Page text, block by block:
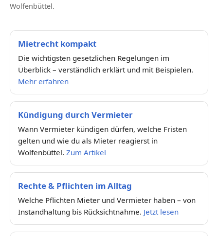
Wolfenbüttel.
Mietrecht kompakt
Die wichtigsten gesetzlichen Regelungen im
Überblick – verständlich erklärt und mit Beispielen.
Mehr erfahren
Kündigung durch Vermieter
Wann Vermieter kündigen dürfen, welche Fristen
gelten und wie du als Mieter reagierst in
Wolfenbüttel. Zum Artikel
Rechte & Pflichten im Alltag
Welche Pflichten Mieter und Vermieter haben – von
Instandhaltung bis Rücksichtnahme. Jetzt lesen